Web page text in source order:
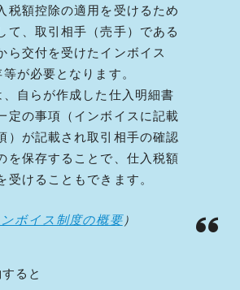
税額控除の適用を受けるため
て、取引相手（売手）である
ら交付を受けたインボイス
等が必要となります。
、自らが作成した仕入明細書
定の事項（インボイスに記載
）が記載され取引相手の確認
を保存することで、仕入税額
受けることもできます。
ボイス制度の概要）
ると